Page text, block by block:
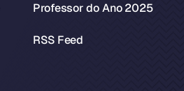
Professor do Ano 2025
RSS Feed